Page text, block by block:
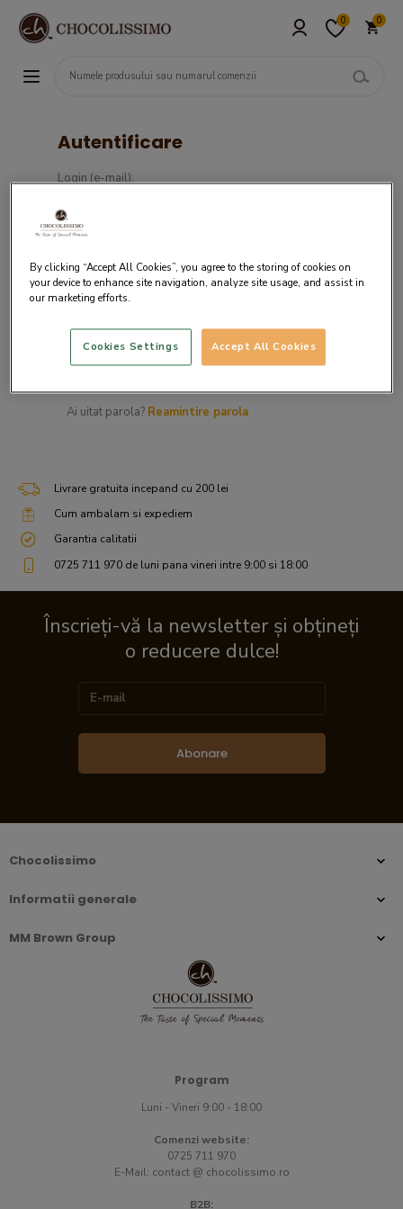
0 0
Autentificare
Login (e-mail):
Ai uitat parola? Reamintire parola
Livrare gratuita incepand cu 200 lei
Cum ambalam si expediem
Garantia calitatii
0725 711 970 de luni pana vineri intre 9:00 si 18:00
Înscrieți-vă la newsletter și obțineți
o reducere dulce!
Abonare
Chocolissimo
Informatii generale
MM Brown Group
Program
Luni - Vineri 9:00 - 18:00
Comenzi website:
0725 711 970
E-Mail: contact @ chocolissimo.ro
B2B:
By clicking “Accept All Cookies”, you agree to the storing of cookies on
your device to enhance site navigation, analyze site usage, and assist in
our marketing efforts.
Accept All Cookies
Cookies Settings